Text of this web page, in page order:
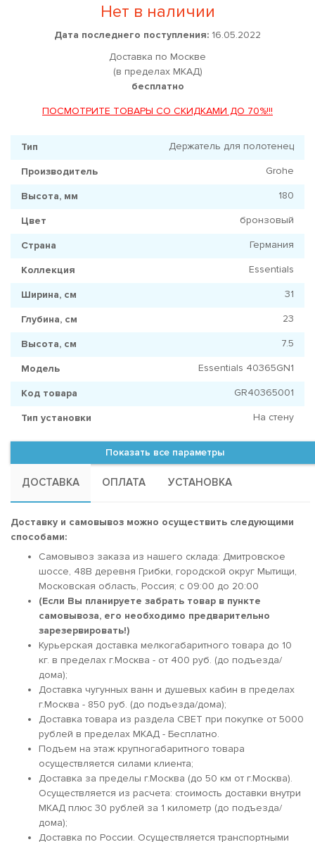
Нет в наличии
Дата последнего поступления: 16.05.2022
Доставка по Москве
(в пределах МКАД)
бесплатно
ПОСМОТРИТЕ ТОВАРЫ СО СКИДКАМИ ДО 70%!!!
Тип Держатель для полотенец
Производитель Grohe
Высота, мм 180
Цвет бронзовый
Страна Германия
Коллекция Essentials
Ширина, см 31
Глубина, см 23
Высота, см 7.5
Модель Essentials 40365GN1
Код товара GR40365001
Тип установки На стену
Показать все параметры
ДОСТАВКА ОПЛАТА УСТАНОВКА
Доставку и самовывоз можно осуществить следующими
способами:
Самовывоз заказа из нашего склада: Дмитровское
шоссе, 48В деревня Грибки, городской округ Мытищи,
Московская область, Россия; c 09:00 до 20:00
(Если Вы планируете забрать товар в пункте
самовывоза, его необходимо предварительно
зарезервировать!)
Курьерская доставка мелкогабаритного товара до 10
кг. в пределах г.Москва - от 400 руб. (до подъезда/
дома);
Доставка чугунных ванн и душевых кабин в пределах
г.Москва - 850 руб. (до подъезда/дома);
Доставка товара из раздела СВЕТ при покупке от 5000
рублей в пределах МКАД - Бесплатно.
Подъем на этаж крупногабаритного товара
осуществляется силами клиента;
Доставка за пределы г.Москва (до 50 км от г.Москва).
Осуществляется из расчета: стоимость доставки внутри
МКАД плюс 30 рублей за 1 километр (до подъезда/
дома);
Доставка по России. Осуществляется транспортными